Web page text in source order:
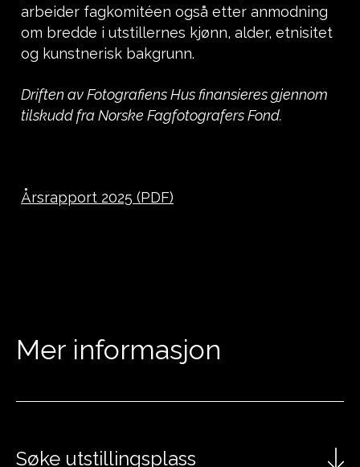
arbeider fagkomitéen også etter anmodning
om bredde i utstillernes kjønn, alder, etnisitet
og kunstnerisk bakgrunn.
Driften av Fotografiens Hus finansieres gjennom
tilskudd fra Norske Fagfotografers Fond.
Årsrapport 2025 (PDF)
Mer informasjon
Søke utstillingsplass